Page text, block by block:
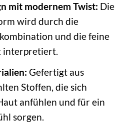
mit modernem Twist: Die
wird durch die
und die feine
interpretiert.
Gefertigt aus
Stoffen, die sich
anfühlen und für ein
sorgen.